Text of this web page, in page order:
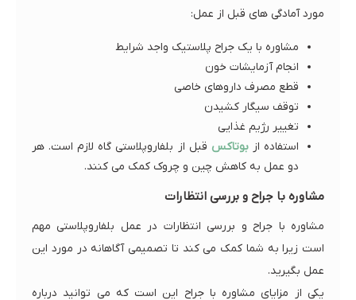
مورد آمادگی های قبل از عمل:
مشاوره با یک جراح پلاستیک واجد شرایط
انجام آزمایشات خون
قطع مصرف داروهای خاصی
توقف سیگار کشیدن
تغییر رژیم غذایی
استفاده ازبوتاکس قبل از بلفاروپلاستی گاه لازم است. هر
دو عمل به کاهش چین و چروک کمک می کنند.
مشاوره با جراح و بررسی انتظارات
مشاوره با جراح و بررسی انتظارات در عمل بلفاروپلاستی مهم
است زیرا به شما کمک می کند تا تصمیمی آگاهانه در مورد این
عمل بگیرید.
یکی از مزایای مشاوره با جراح این است که می توانید درباره